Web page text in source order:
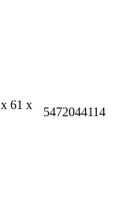
61 x
5472044114